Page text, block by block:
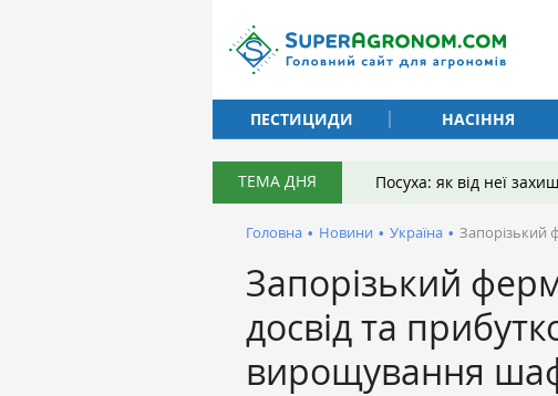
ПЕСТИЦИДИ
НАСІННЯ
ТЕМА ДНЯ Посуха: як від неї
Головна • Новини • Україна • Запорізький
Запорізький
досвід та
вирощування